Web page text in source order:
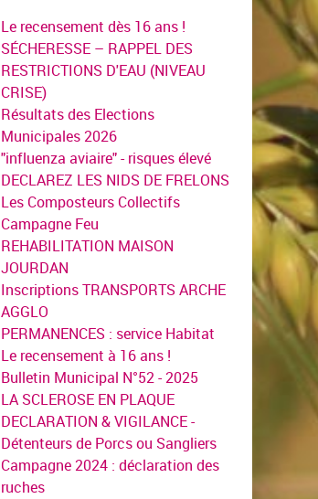
Le recensement dès 16 ans !
SÉCHERESSE – RAPPEL DES
RESTRICTIONS D'EAU (NIVEAU
CRISE)
Résultats des Elections
Municipales 2026
"influenza aviaire" - risques élevé
DECLAREZ LES NIDS DE FRELONS
Les Composteurs Collectifs
Campagne Feu
REHABILITATION MAISON
JOURDAN
Inscriptions TRANSPORTS ARCHE
AGGLO
PERMANENCES : service Habitat
Le recensement à 16 ans !
Bulletin Municipal N°52 - 2025
LA SCLEROSE EN PLAQUE
DECLARATION & VIGILANCE -
Détenteurs de Porcs ou Sangliers
Campagne 2024 : déclaration des
ruches